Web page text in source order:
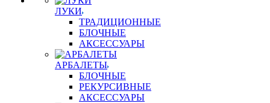
ЛУКИ
ТРАДИЦИОННЫЕ
БЛОЧНЫЕ
АКСЕССУАРЫ
АРБАЛЕТЫ
БЛОЧНЫЕ
РЕКУРСИВНЫЕ
АКСЕССУАРЫ